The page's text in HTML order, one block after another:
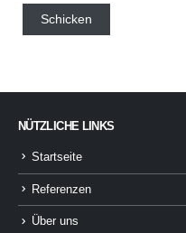
NÜTZLICHE LINKS
Startseite
Referenzen
Über uns